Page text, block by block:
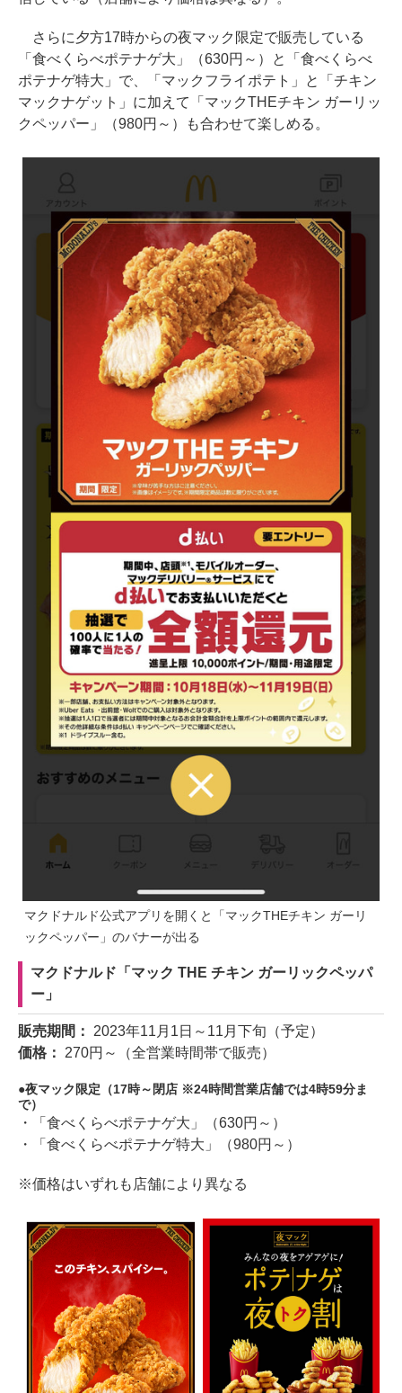
さらに夕方17時からの夜マック限定で販売している
「食べくらべポテナゲ大」（630円～）と「食べくらべ
ポテナゲ特大」で、「マックフライポテト」と「チキン
マックナゲット」に加えて「マックTHEチキン ガーリッ
クペッパー」（980円～）も合わせて楽しめる。
マクドナルド公式アプリを開くと「マックTHEチキン ガーリ
ックペッパー」のバナーが出る
マクドナルド「マック THE チキン ガーリックペッパ
ー」
販売期間： 2023年11月1日～11月下旬（予定）
価格： 270円～（全営業時間帯で販売）
夜マック限定（17時～閉店 ※24時間営業店舗では4時59分ま
で）
・「食べくらべポテナゲ大」（630円～）
・「食べくらべポテナゲ特大」（980円～）
※価格はいずれも店舗により異なる